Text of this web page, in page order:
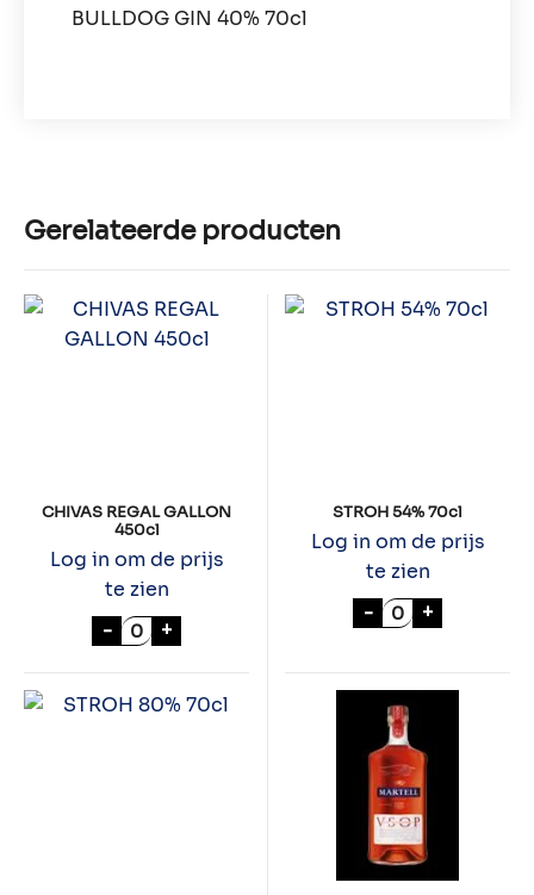
BULLDOG GIN 40% 70cl
Gerelateerde producten
CHIVAS REGAL GALLON
450cl
Log in om de prijs
te zien
- CHIVAS REGAL GALLON 450cl aantal
+
STROH 54% 70cl
Log in om de prijs
te zien
- STROH 54%
+